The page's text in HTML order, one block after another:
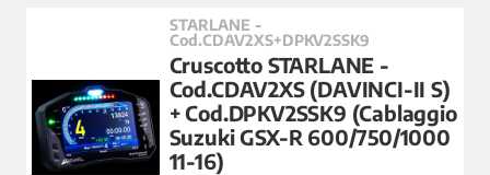
STARLANE -
Cod.CDAV2XS+DPKV2SSK9
Cruscotto STARLANE -
Cod.CDAV2XS (DAVINCI-II S)
+ Cod.DPKV2SSK9 (Cablaggio
Suzuki GSX-R 600/750/1000
11-16)